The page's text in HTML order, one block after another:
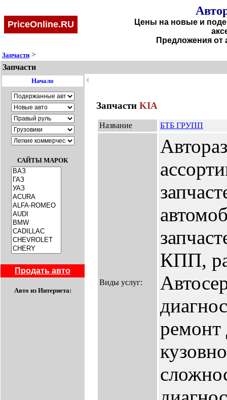
PriceOnline.RU
Цены на новые и
Предложения от
Запчасти >
Запчасти
Начало
САЙТЫ МАРОК
Продать авто
Авто из Интернета:
🞀
Запчасти KIA
Название БТБ ГРУПП
Виды услуг:
КПП,
ремонт